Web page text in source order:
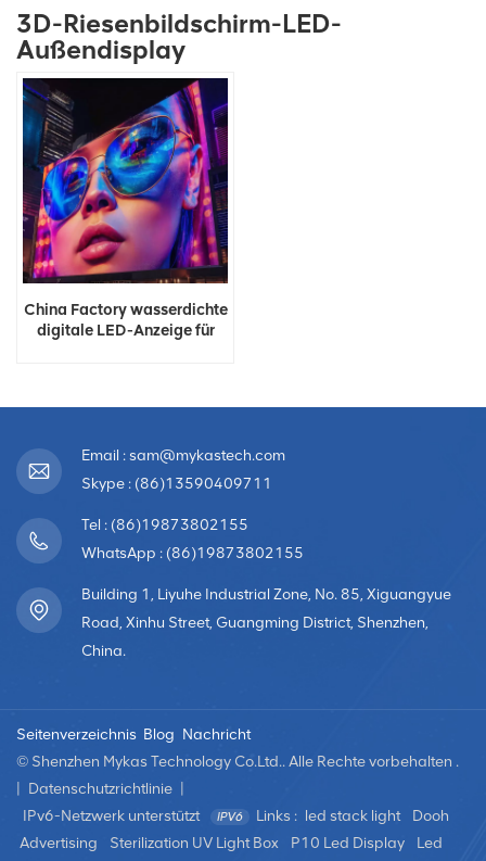
3D-Riesenbildschirm-LED-
Außendisplay
China Factory wasserdichte
digitale LED-Anzeige für
Email : sam@mykastech.com
Skype : (86)13590409711
Tel : (86)19873802155
WhatsApp : (86)19873802155
Building 1, Liyuhe Industrial Zone, No. 85, Xiguangyue
Road, Xinhu Street, Guangming District, Shenzhen,
China.
Seitenverzeichnis Blog Nachricht
© Shenzhen Mykas Technology Co.Ltd.. Alle Rechte vorbehalten .
Datenschutzrichtlinie
IPv6-Netzwerk unterstützt
Links : led stack light
Dooh
Advertising
Sterilization UV Light Box P10 Led Display
Led